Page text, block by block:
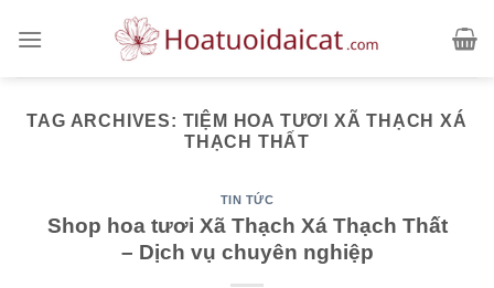
TAG ARCHIVES: TIỆM HOA TƯƠI XÃ THẠCH XÁ
THẠCH THẤT
TIN TỨC
Shop hoa tươi Xã Thạch Xá Thạch Thất
– Dịch vụ chuyên nghiệp